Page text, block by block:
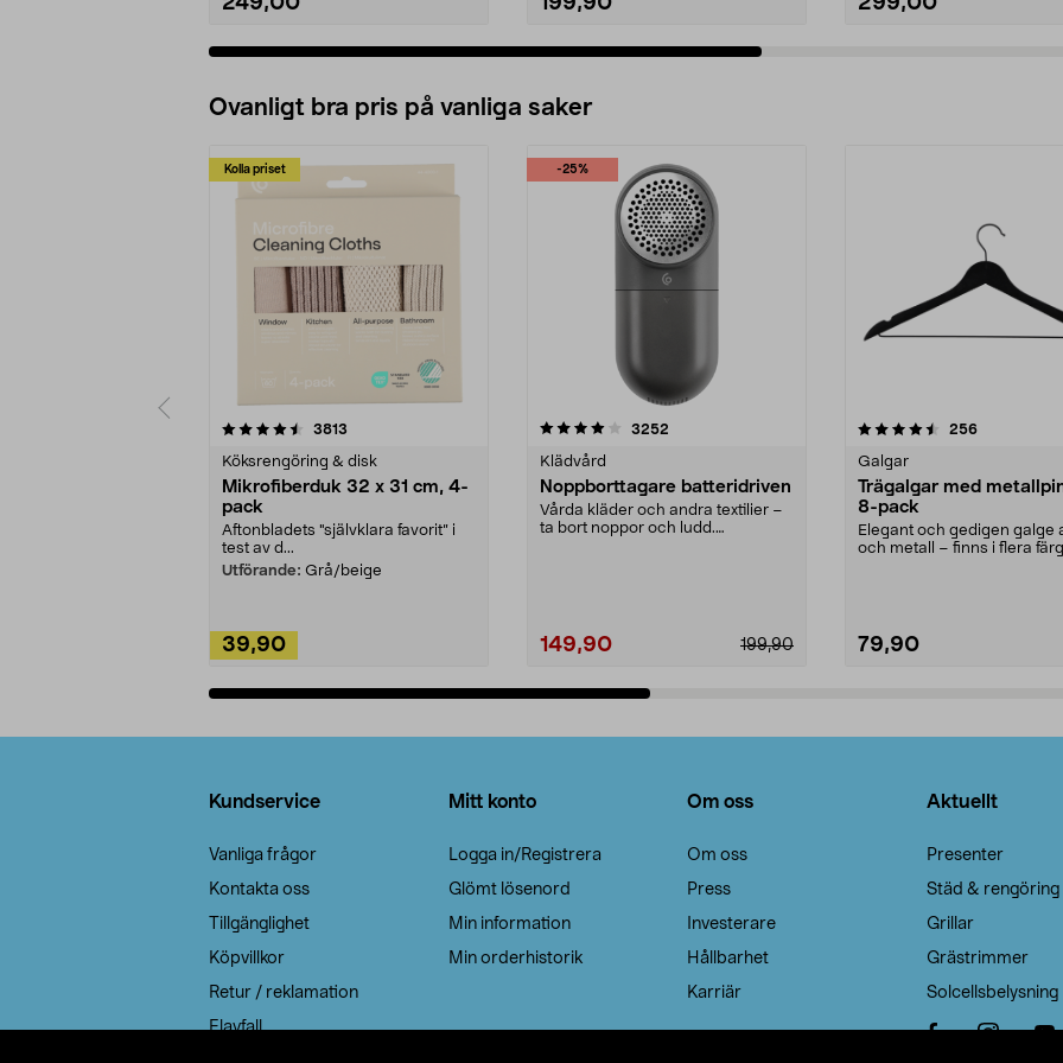
Ovanligt bra pris på vanliga saker
Kolla priset
3813
Köksrengöring & disk
Mikrofiberduk 32 x 31 cm, 4-
pack
Aftonbladets "självklara favorit” i
test av d...
Utförande: Grå/beige
39,90
-25%
4.0av 5 stjärnor 3252
Klädvård
Noppborttagare batteridriven
Vårda kläder och andra textilier –
ta bort noppor och ludd.
199,90
149,90
4.5av 5 stjärnor 256recensioner
Galgar
Trägalgar med
8-pack
Elegant och gedigen galge
och metall – finns i flera
79,90
4.0av 5 stjärnor
Kundservice
Vanliga frågor
Kontakta oss
Tillgänglighet
Köpvillkor
Retur / reklamation
Elavfall
Mitt konto
Logga in/Registrera
Glömt lösenord
Min information
Min orderhistorik
Om oss
Om oss
Press
Investerare
Hållbarhet
Karriär
Aktuellt
Presenter
Städ & rengöring
Grillar
Grästrimmer
Solcellsbelysning